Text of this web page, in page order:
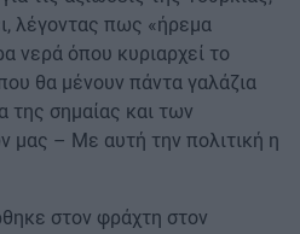
λέγοντας πως «ήρεμα
νερά όπου κυριαρχεί το
θα μένουν πάντα γαλάζια
της σημαίας και των
μας – Με αυτή την πολιτική η
στον φράχτη στον